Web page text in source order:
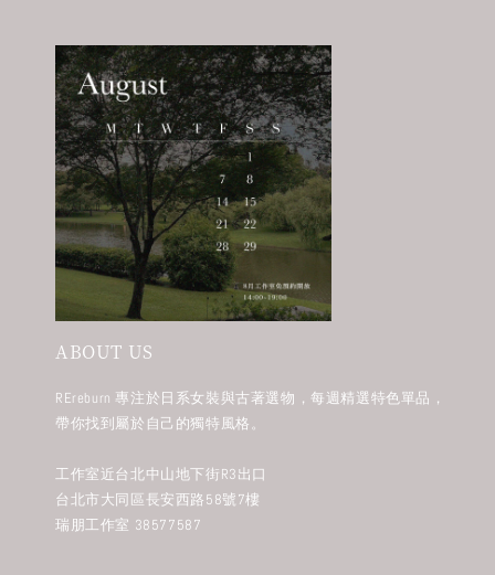
ABOUT US
REreburn 專注於日系女裝與古著選物，每週精選特色單品，
帶你找到屬於自己的獨特風格。
工作室近台北中山地下街R3出口
台北市大同區長安西路58號7樓
瑞朋工作室 38577587